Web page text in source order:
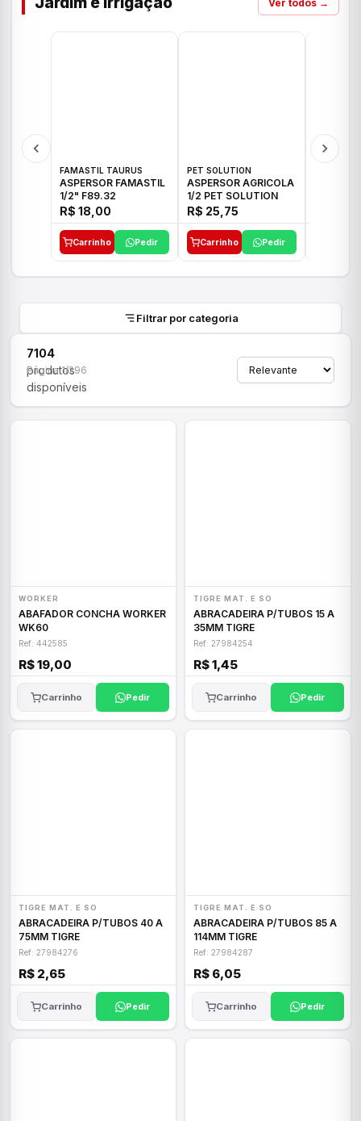
Ver todos →
FAMASTIL TAURUS
ASPERSOR FAMASTIL
1/2" F89.32
R$ 18,00
Carrinho Pedir
PET SOLUTION
ASPERSOR AGRICOLA
1/2 PET SOLUTION
R$ 25,75
Carrinho Pedir
Filtrar por categoria
7104
produtos
disponíveis
Página 1/296
WORKER
ABAFADOR CONCHA WORKER
WK60
Ref: 442585
R$ 19,00
Carrinho Pedir
TIGRE MAT. E SO
ABRACADEIRA P/TUBOS 15 A
35MM TIGRE
Ref: 27984254
R$ 1,45
Carrinho Pedir
TIGRE MAT. E SO
ABRACADEIRA P/TUBOS 40 A
75MM TIGRE
Ref: 27984276
R$ 2,65
Carrinho Pedir
TIGRE MAT. E SO
ABRACADEIRA P/TUBOS 85 A
114MM TIGRE
Ref: 27984287
R$ 6,05
Carrinho Pedir